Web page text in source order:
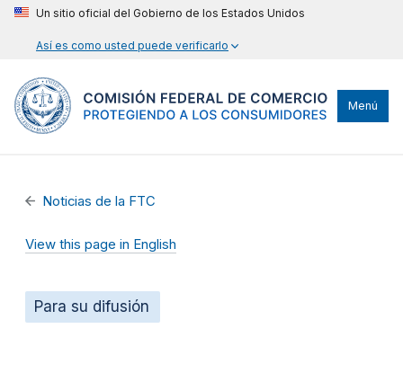
Un sitio oficial del Gobierno de los Estados Unidos
Así es como usted puede verificarlo
Menú
Noticias de la FTC
View this page in English
Para su difusión